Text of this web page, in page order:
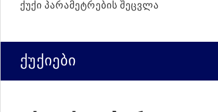
ქუქი პარამეტრების შეცვლა
ქუქიები